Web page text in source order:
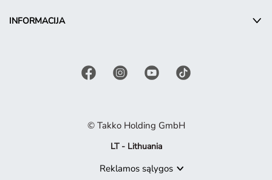
INFORMACIJA
© Takko Holding GmbH
LT - Lithuania
Reklamos sąlygos